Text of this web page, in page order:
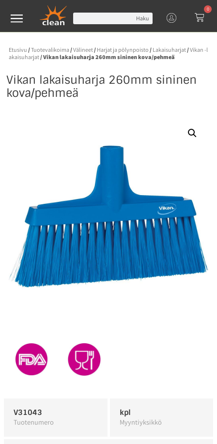
Haku
0
Etusivu /Tuotevalikoima/Välineet/ Harjat ja pölynpoisto / Lakaisuharjat/Vikan -l
akaisuharjat/ Vikan lakaisuharja 260mm sininen kova/pehmeä
Vikan lakaisuharja 260mm sininen
kova/pehmeä
V31043
Tuotenumero
kpl
Myyntiyksikkö